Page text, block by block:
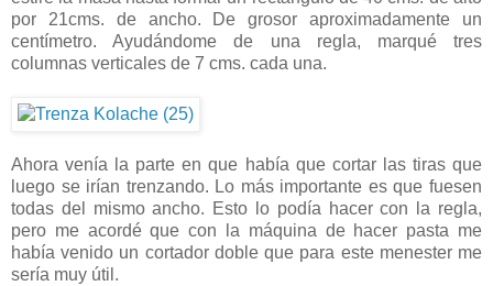
por 21cms. de ancho. De grosor aproximadamente un
centímetro. Ayudándome de una regla, marqué tres
columnas verticales de 7 cms. cada una.
Ahora venía la parte en que había que cortar las tiras que
luego se irían trenzando. Lo más importante es que fuesen
todas del mismo ancho. Esto lo podía hacer con la regla,
pero me acordé que con la máquina de hacer pasta me
había venido un cortador doble que para este menester me
sería muy útil.